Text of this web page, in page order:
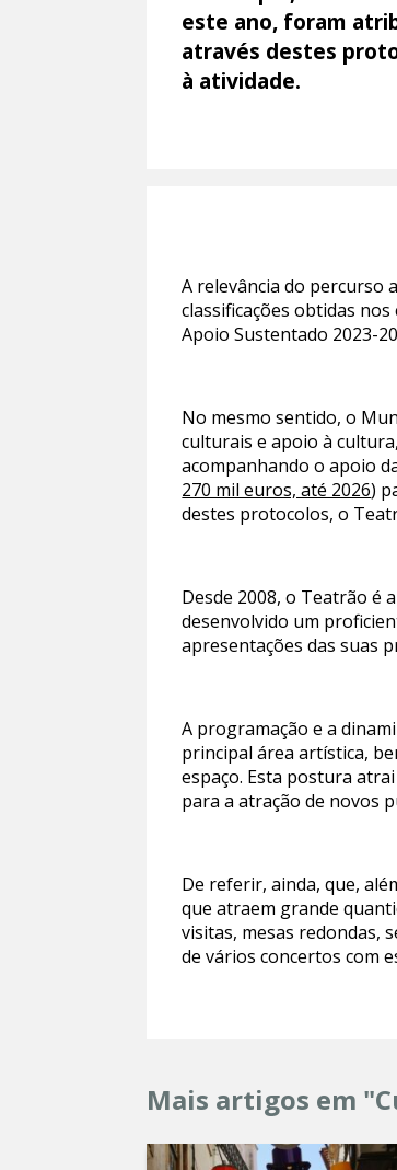
este ano, foram
através destes
à atividade.
A relevância do percurso
classificações obtidas
Apoio Sustentado 2023-
No mesmo sentido, o
culturais e apoio à
acompanhando o apoio
270 mil euros, até 2026)
destes protocolos, o
Desde 2008, o Teatrão é
desenvolvido um
apresentações das suas
A programação e a
principal área artística,
espaço. Esta postura
para a atração de novos
De referir, ainda, que,
que atraem grande
visitas, mesas redondas,
de vários concertos com
Mais artigos em